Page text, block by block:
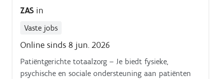
ZAS in
Vaste jobs
Online sinds 8 jun. 2026
Patiëntgerichte totaalzorg – Je biedt fysieke,
psychische en sociale ondersteuning aan patiënten